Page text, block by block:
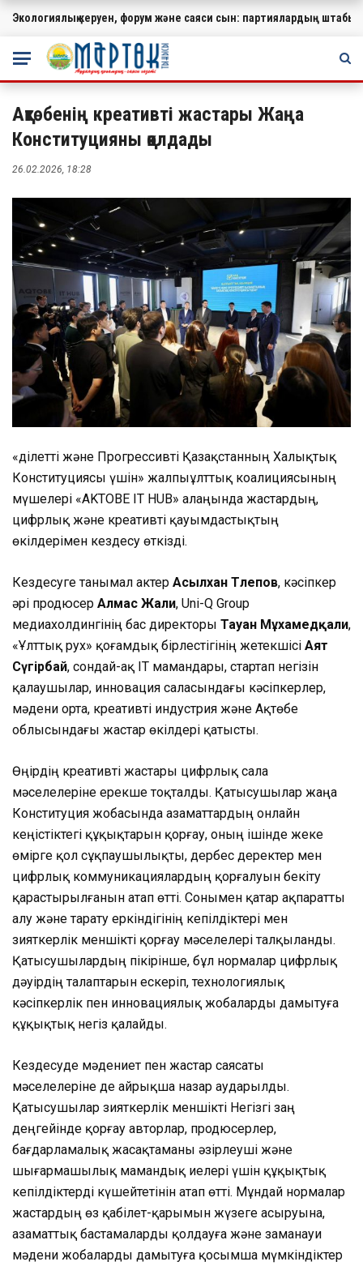
МАҢЫЗДЫ
Экологиялық керуен, форум және саяси сын: партиялардың
Ақтөбенің креативті жастары Жаңа
Конституцияны қолдады
26.02.2026, 18:28
«Әділетті және Прогрессивті Қазақстанның Халықтық
Конституциясы үшін» жалпыұлттық коалициясының
мүшелері «AKTOBE IT HUB» алаңында жастардың,
цифрлық және креативті қауымдастықтың
өкілдерімен кездесу өткізді.
Кездесуге танымал актер Асылхан Төлепов, кәсіпкер
әрі продюсер Алмас Жали, Uni-Q Group
медиахолдингінің бас директоры Тауан Мұхамедқали,
«Ұлттық рух» қоғамдық бірлестігінің жетекшісі Аят
Сүгірбай, сондай-ақ IT мамандары, стартап негізін
қалаушылар, инновация саласындағы кәсіпкерлер,
мәдени орта, креативті индустрия және Ақтөбе
облысындағы жастар өкілдері қатысты.
Өңірдің креативті жастары цифрлық сала
мәселелеріне ерекше тоқталды. Қатысушылар жаңа
Конституция жобасында азаматтардың онлайн
кеңістіктегі құқықтарын қорғау, оның ішінде жеке
өмірге қол сұқпаушылықты, дербес деректер мен
цифрлық коммуникациялардың қорғалуын бекіту
қарастырылғанын атап өтті. Сонымен қатар ақпаратты
алу және тарату еркіндігінің кепілдіктері мен
зияткерлік меншікті қорғау мәселелері талқыланды.
Қатысушылардың пікірінше, бұл нормалар цифрлық
дәуірдің талаптарын ескеріп, технологиялық
кәсіпкерлік пен инновациялық жобаларды дамытуға
құқықтық негіз қалайды.
Кездесуде мәдениет пен жастар саясаты
мәселелеріне де айрықша назар аударылды.
Қатысушылар зияткерлік меншікті Негізгі заң
деңгейінде қорғау авторлар, продюсерлер,
бағдарламалық жасақтаманы әзірлеуші және
шығармашылық мамандық иелері үшін құқықтық
кепілдіктерді күшейтетінін атап өтті. Мұндай нормалар
жастардың өз қабілет-қарымын жүзеге асыруына,
азаматтық бастамаларды қолдауға және заманауи
мәдени жобаларды дамытуға қосымша мүмкіндіктер